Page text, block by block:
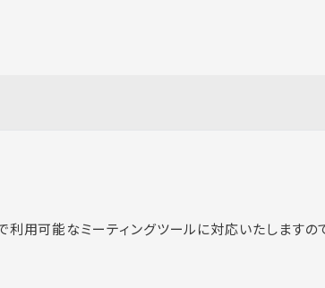
用可能なミーティングツールに対応いたしますの